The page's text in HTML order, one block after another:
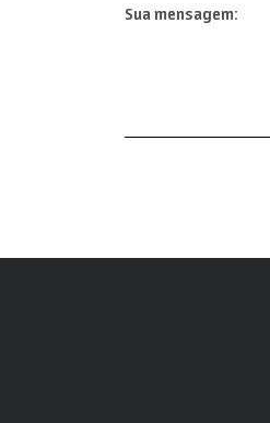
Sua mensagem: